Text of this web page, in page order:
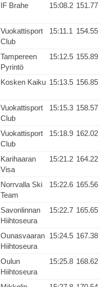
IF Brahe 15:08.2 151.77
Vuokattisport
Club
15:11.1 154.55
Tampereen
Pyrintö
15:12.5 155.89
Kosken Kaiku 15:13.5 156.85
Vuokattisport
Club
15:15.3 158.57
Vuokattisport
Club
15:18.9 162.02
Karihaaran
Visa
15:21.2 164.22
Norrvalla Ski
Team
15:22.6 165.56
Savonlinnan
Hiihtoseura
15:22.7 165.65
Ounasvaaran
Hiihtoseura
15:24.5 167.38
Oulun
Hiihtoseura
15:25.8 168.62